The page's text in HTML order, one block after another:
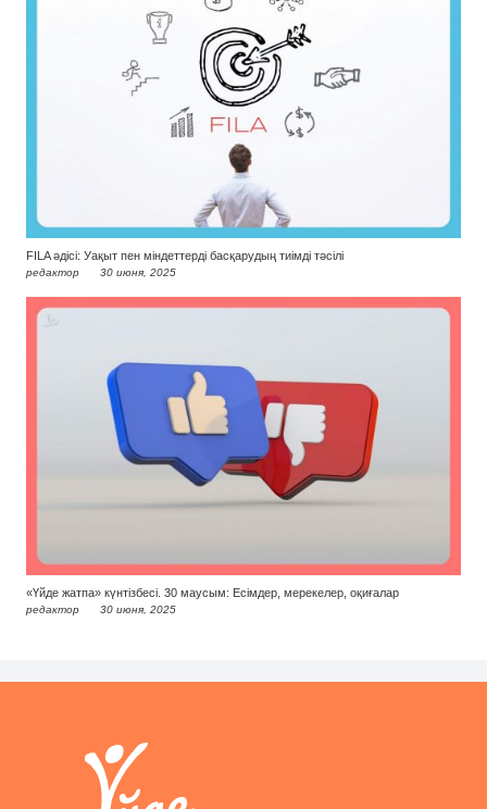
FILA әдісі: Уақыт пен міндеттерді басқарудың тиімді тәсілі
редактор 30 июня, 2025
«Үйде жатпа» күнтізбесі. 30 маусым: Есімдер, мерекелер, оқиғалар
редактор 30 июня, 2025